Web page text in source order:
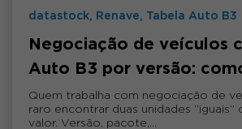
datastock, Renave, Tabela Auto B3
Negociação de veículos
Auto B3 por versão:
Quem trabalha com negociação de
raro encontrar duas unidades “iguais”
valor. Versão, pacote,…